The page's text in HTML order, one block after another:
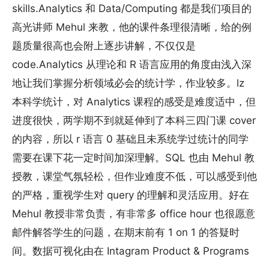
skills.Analytics 和 Data/Computing 都是我们项目的
高光讲师 Mehul 来教，他的课件条理很清晰，给的例
题质量很高也会附上逐步讲解，不仅仅是
code.Analytics 从理论和 R 语言应用的角度由浅入深
地让我们掌握分析领域必会的统计学，作业较多。lz
本科学统计，对 Analytics 课程的感受是难度适中，但
进度很快，两学期不到就延伸到了本科三四门课 cover
的内容，所以 r 语言 0 基础且未系统学过统计的同学
需要在课下花一定时间加深理解。SQL 也由 Mehul 教
授教，课堂气氛轻松，但作业难度不低，可以感受到他
的严格，重视学生对 query 的理解和灵活应用。好在
Mehul 教授非常负责，有非常多 office hour 也很愿意
邮件解答学生的问题，在期末前有 1 on 1 的答疑时
间。数据可视化由在 Intagram Product & Programs